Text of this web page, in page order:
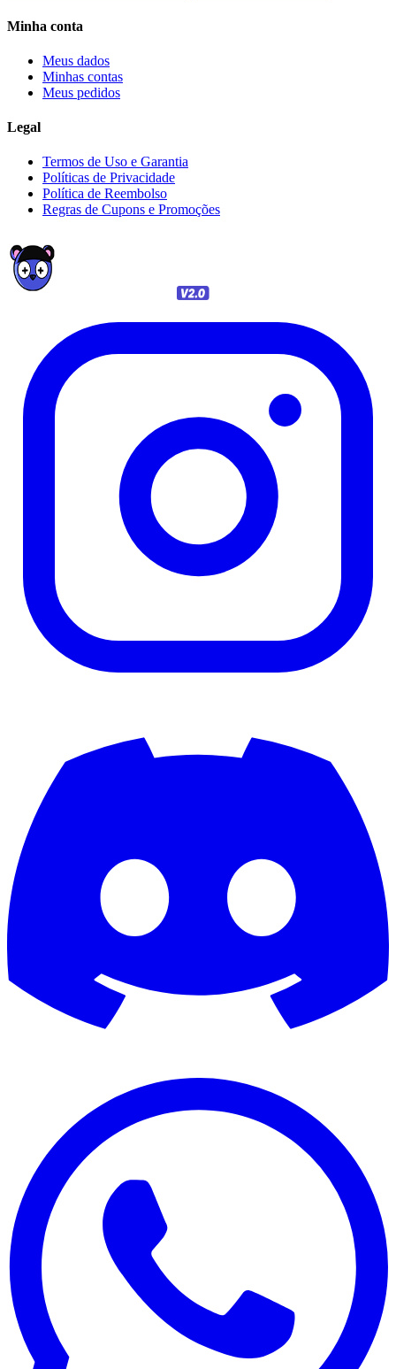
Minha conta
Meus dados
Minhas contas
Meus pedidos
Legal
Termos de Uso e Garantia
Políticas de Privacidade
Política de Reembolso
Regras de Cupons e Promoções